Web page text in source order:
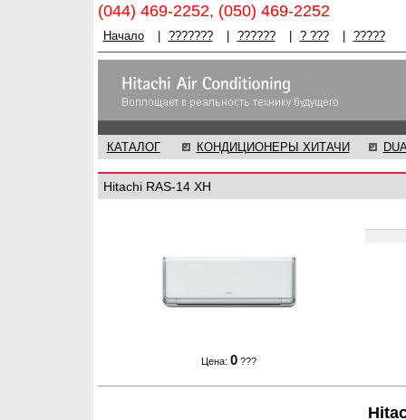
(044) 469-2252, (050) 469-2252
Начало ??????? ?????? ? ??? ?????
КАТАЛОГ КОНДИЦИОНЕРЫ ХИТАЧИ
Hitachi RAS-14 XH
Цена: 0 ???